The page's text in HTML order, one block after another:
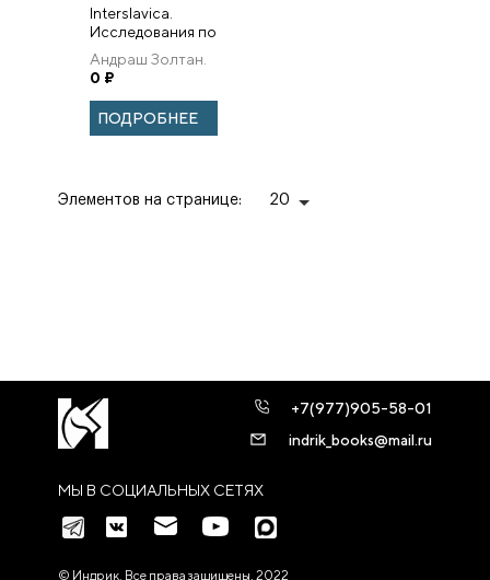
Interslavica.
Исследования по
межславянским
языковым и
культурным
контактам.
Андраш Золтан.
0 ₽
ПОДРОБНЕЕ
Элементов на странице: 20
МЫ В СОЦИАЛЬНЫХ СЕТЯХ
+7(977)905-58-01
indrik_books@mail.ru
© Индрик. Все права защищены, 2022